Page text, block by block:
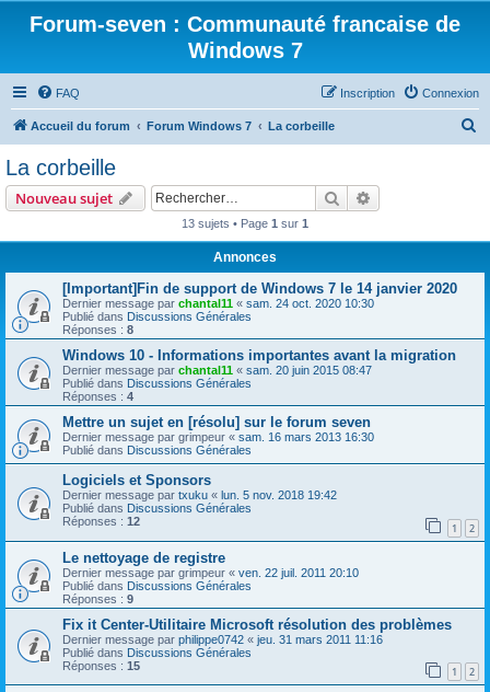
Forum-seven : Communauté francaise de
Windows 7
FAQ Connexion
Inscription
Accueil du forum Forum Windows 7 La corbeille
La corbeille
Nouveau sujet Rechercher
13 sujets • Page 1 sur 1
Annonces
[Important]Fin de support de Windows 7 le 14 janvier 2020
Dernier message par chantal11 « sam. 24 oct. 2020 10:30
Publié dans Discussions Générales
Réponses : 8
Windows 10 - Informations importantes avant la migration
Dernier message par chantal11 « sam. 20 juin 2015 08:47
Publié dans Discussions Générales
Réponses : 4
Mettre un sujet en [résolu] sur le forum seven
Dernier message par grimpeur « sam. 16 mars 2013 16:30
Publié dans Discussions Générales
Logiciels et Sponsors
Dernier message par txuku « lun. 5 nov. 2018 19:42
Publié dans Discussions Générales
Réponses : 12 1 2
Le nettoyage de registre
Dernier message par grimpeur « ven. 22 juil. 2011 20:10
Publié dans Discussions Générales
Réponses : 9
Fix it Center-Utilitaire Microsoft résolution des problèmes
Dernier message par philippe0742 « jeu. 31 mars 2011 11:16
Publié dans Discussions Générales
Réponses : 15 1 2